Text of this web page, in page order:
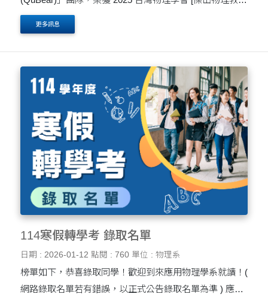
獎]。這份榮譽不僅肯定了師長們在物理教育上的深耕，也
更多訊息
114寒假轉學考 錄取名單
日期 : 2026-01-12 點閱 : 760 單位 : 物理系
榜單如下，恭喜錄取同學！歡迎到來應用物理學系就讀！(
網路錄取名單若有錯誤，以正式公告錄取名單為準 ) 應用